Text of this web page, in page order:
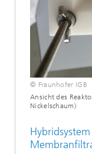
© Fraunhofer IGB
Ansicht des
Nickelschaum)